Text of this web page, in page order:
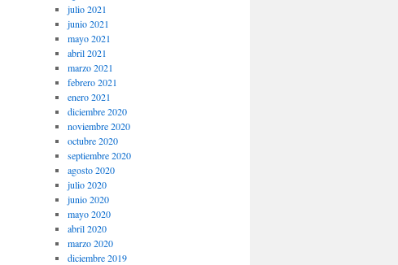
julio 2021
junio 2021
mayo 2021
abril 2021
marzo 2021
febrero 2021
enero 2021
diciembre 2020
noviembre 2020
octubre 2020
septiembre 2020
agosto 2020
julio 2020
junio 2020
mayo 2020
abril 2020
marzo 2020
diciembre 2019